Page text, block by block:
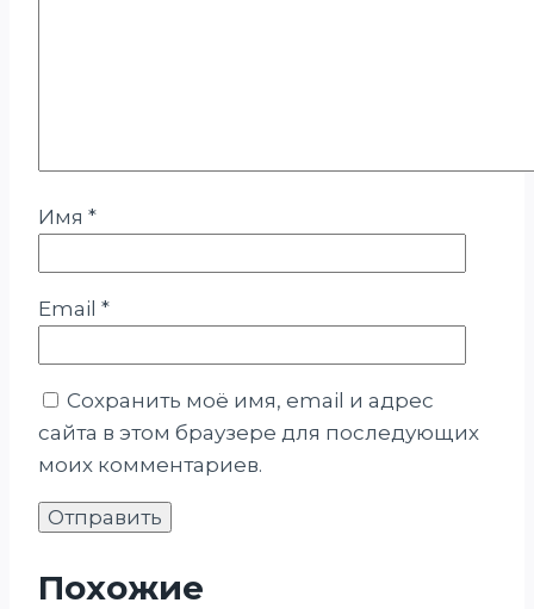
Имя *
Email *
Сохранить моё имя, email и адрес
сайта в этом браузере для последующих
моих комментариев.
Похожие